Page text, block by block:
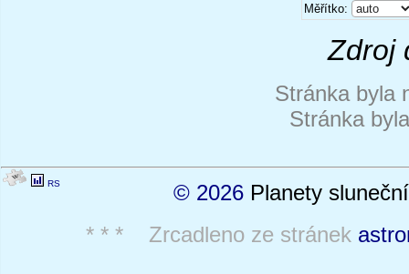
Měřítko:
Zdroj
Stránka byla
Stránka
RS © 2026 Planety
* * * Zrcadleno ze stránek